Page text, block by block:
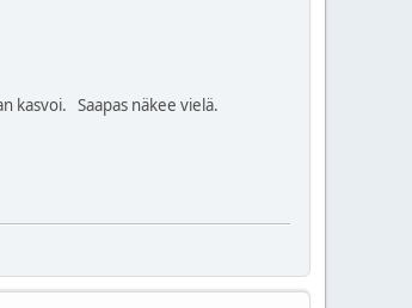
kasvoi. Saapas näkee vielä.